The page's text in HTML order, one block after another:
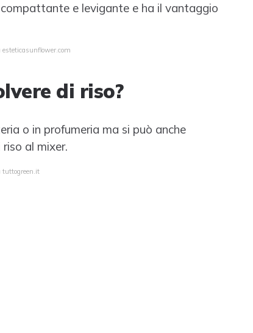
e levigante e ha il vantaggio
di riso?
o in profumeria ma si può anche
al mixer.
tuttogreen.it